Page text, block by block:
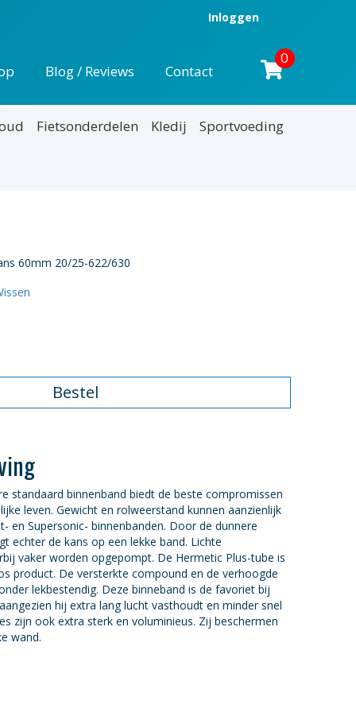
Inloggen
Blog / Reviews Contact
0
Fietsonderdelen Kledij Sportvoeding
60mm 20/25-622/630
Bestel
standaard binnenband biedt de beste compromissen
leven. Gewicht en rolweerstand kunnen aanzienlijk
en Supersonic- binnenbanden. Door de dunnere
echter de kans op een lekke band. Lichte
vaker worden opgepompt. De Hermetic Plus-tube is
product. De versterkte compound en de verhoogde
lekbestendig. Deze binneband is de favoriet bij
hij extra lang lucht vasthoudt en minder snel
zijn ook extra sterk en voluminieus. Zij beschermen
wand.